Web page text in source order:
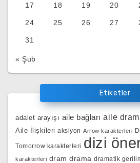
17 18 19 20
24 25 26 27
31
« Şub
Etiketler
adalet arayışı aile bağları aile
Aile İlişkileri aksiyon Arrow karakterleri
Tomorrow karakterleri dizi
karakterleri dram drama dramatik